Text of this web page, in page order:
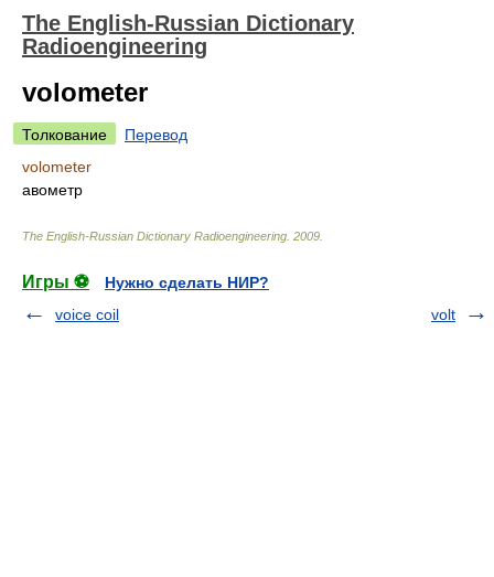
The English-Russian Dictionary
Radioengineering
volometer
Толкование
Перевод
volometer
авометр
The English-Russian Dictionary Radioengineering 2009
Игры ⚽
Нужно сделать НИР?
voice coil
volt